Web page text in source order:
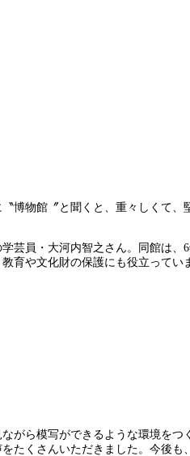
物館〞と聞くと、重々しくて
芸員・大河内智之さん。同館は
育や文化財の保護にも役立ってい
ら模写ができるような環境をつ
くさんいただきました。今後も